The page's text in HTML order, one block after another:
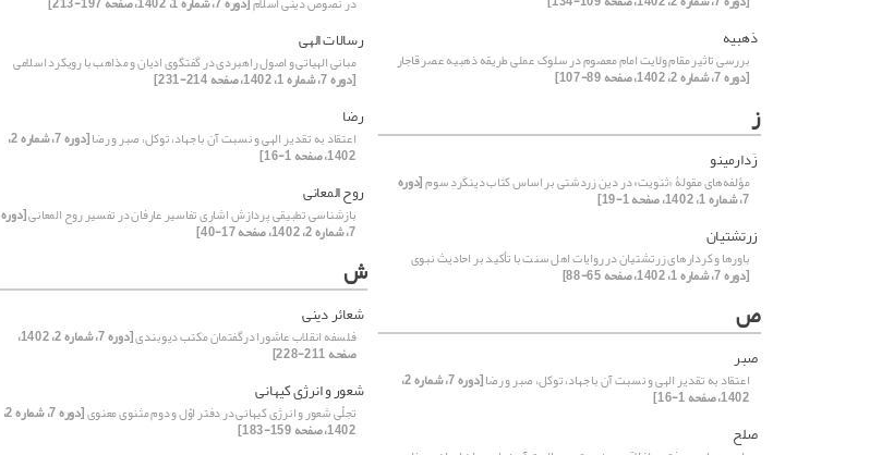
ذهبیه
بررسی تاثیر مقام ولایت امام معصوم در سلوک عملی طریقه ذهبیه عصر قاجار
[دوره 7، شماره 2، 1402، صفحه 89-107]
رسالات الهی
مبانی الهیاتی و اصول راهبردی در گفتگوی ادیان و مذاهب با رویکرد اسلامی
[دوره 7، شماره 1، 1402، صفحه 214-231]
رضا
اعتقاد به تقدیر الهی و نسبت آن با جهاد، توکل، صبر و رضا [دوره 7، شماره 2،
1402، صفحه 1-16]
روح المعانی
بازشناسی تطبیقی پردازش اشاری تفاسیر عارفان در تفسیر روح المعانی[دوره
7، شماره 2، 1402، صفحه 17-40]
ز
زَدارمینو
مؤلفه‌های مقولۀ «ثنویت» در دین زردشتی بر اساس کتاب دینکَردِ سوم[دوره
7، شماره 1، 1402، صفحه 1-19]
زرتشتیان
باورها و کردارهای زرتشتیان در روایات اهل سنت با تأکید بر احادیث نبوی
[دوره 7، شماره 1، 1402، صفحه 65-88] ش
شعائر دینی
فلسفه انقلاب عاشورا درگفتمان مکتب دیوبندی [دوره 7، شماره 2، 1402،
صفحه 211-228]
شعور و انرژی کیهانی
تجلّی شعور و انرژی کیهانی در دفتر اوّل و دوم مثنوی معنوی [دوره 7، شماره 2،
1402، صفحه 159-183]
ص
صبر
اعتقاد به تقدیر الهی و نسبت آن با جهاد، توکل، صبر و رضا [دوره 7، شماره 2،
1402، صفحه 1-16]
صلح